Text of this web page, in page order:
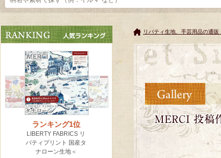
リバティ生地、手芸用品の通